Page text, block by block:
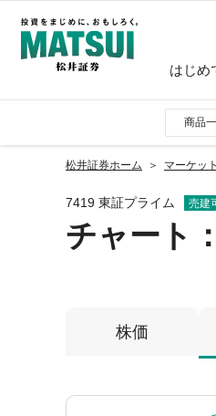
はじめ
商品
松井証券ホーム マーケッ
7419 東証プライム 売建
チャート：
株価